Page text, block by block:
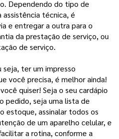
Dependendo do tipo de
técnica, é
e entregar a outra para o
da prestação de serviço, ou
de serviço.
seja, ter um impresso
você precisa, é melhor ainda!
quiser! Seja o seu cardápio
pedido, seja uma lista de
estoque, assinalar todos os
de um aparelho celular, e
a rotina, conforme a